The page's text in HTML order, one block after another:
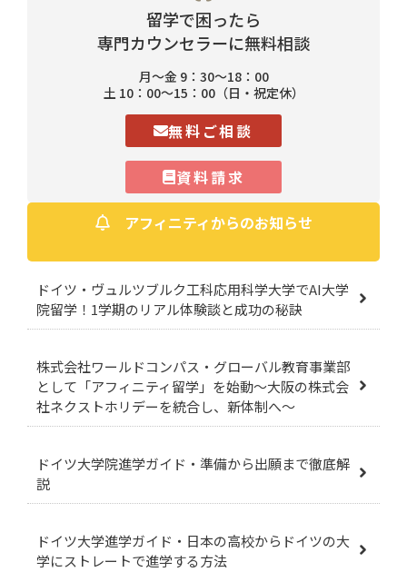
留学で困ったら
専門カウンセラーに無料相談
月〜金 9：30〜18：00
土 10：00〜15：00（日・祝定休）
無料ご相談
資料請求
アフィニティからのお知らせ
ドイツ・ヴュルツブルク工科応用科学大学でAI大学
院留学！1学期のリアル体験談と成功の秘訣
株式会社ワールドコンパス・グローバル教育事業部
として「アフィニティ留学」を始動～大阪の株式会
社ネクストホリデーを統合し、新体制へ～
ドイツ大学院進学ガイド・準備から出願まで徹底解
説
ドイツ大学進学ガイド・日本の高校からドイツの大
学にストレートで進学する方法